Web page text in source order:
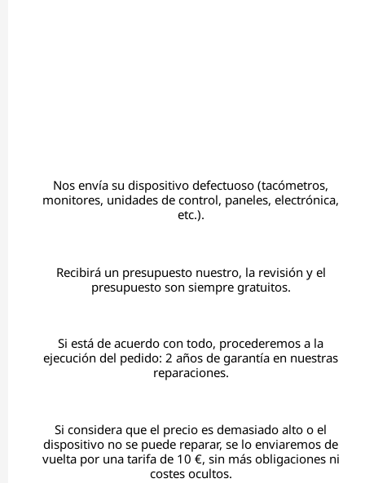
Nos envía su dispositivo defectuoso (tacómetros,
monitores, unidades de control, paneles, electrónica,
etc.).
Recibirá un presupuesto nuestro, la revisión y el
presupuesto son siempre gratuitos.
Si está de acuerdo con todo, procederemos a la
ejecución del pedido: 2 años de garantía en nuestras
reparaciones.
Si considera que el precio es demasiado alto o el
dispositivo no se puede reparar, se lo enviaremos de
vuelta por una tarifa de 10 €, sin más obligaciones ni
costes ocultos.